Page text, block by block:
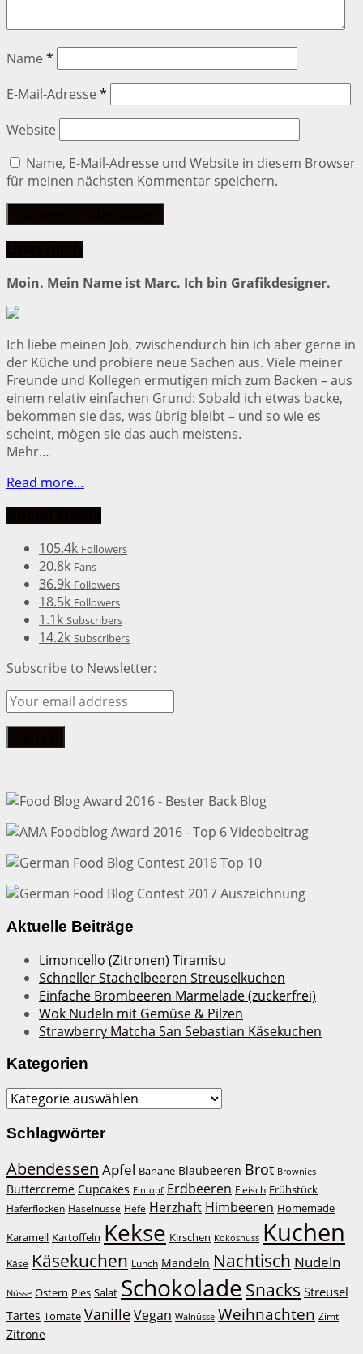
Name *
E-Mail-Adresse *
Website
Name, E-Mail-Adresse und Website in diesem Browser
für meinen nächsten Kommentar speichern.
Moin. Mein Name ist Marc. Ich bin Grafikdesigner.
Ich liebe meinen Job, zwischendurch bin ich aber gerne in
der Küche und probiere neue Sachen aus. Viele meiner
Freunde und Kollegen ermutigen mich zum Backen – aus
einem relativ einfachen Grund: Sobald ich etwas backe,
bekommen sie das, was übrig bleibt – und so wie es
scheint, mögen sie das auch meistens.
Mehr…
Read more…
105.4k Followers
20.8k Fans
36.9k Followers
18.5k Followers
1.1k Subscribers
14.2k Subscribers
Subscribe to Newsletter:
Aktuelle Beiträge
Limoncello (Zitronen) Tiramisu
Schneller Stachelbeeren Streuselkuchen
Einfache Brombeeren Marmelade (zuckerfrei)
Wok Nudeln mit Gemüse & Pilzen
Strawberry Matcha San Sebastian Käsekuchen
Kategorien
Kategorien
Schlagwörter
Abendessen Apfel Banane Blaubeeren Brot Brownies
Buttercreme Cupcakes Eintopf Erdbeeren Fleisch Frühstück
Haferflocken Haselnüsse Hefe Herzhaft Himbeeren Homemade
Karamell Kartoffeln Kekse Kirschen Kokosnuss Kuchen
Käse Käsekuchen Lunch Mandeln Nachtisch Nudeln
Nüsse Ostern Pies Salat Schokolade Snacks Streusel
Tartes Tomate VanilleVegan Walnüsse Weihnachten Zimt
Zitrone